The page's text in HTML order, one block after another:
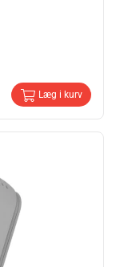
Læg i kurv